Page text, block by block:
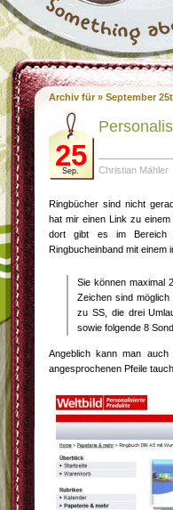
Archiv für » September
25
Sep. Christian Mähler
Ringbücher sind nicht
hat mir einen Link zu
dort gibt es im Bereich
Ringbucheinband mit einem
Sie können maximal
Zeichen sind
zu SS, die drei
sowie folgende 8
Angeblich kann man
angesprochenen Pfeile